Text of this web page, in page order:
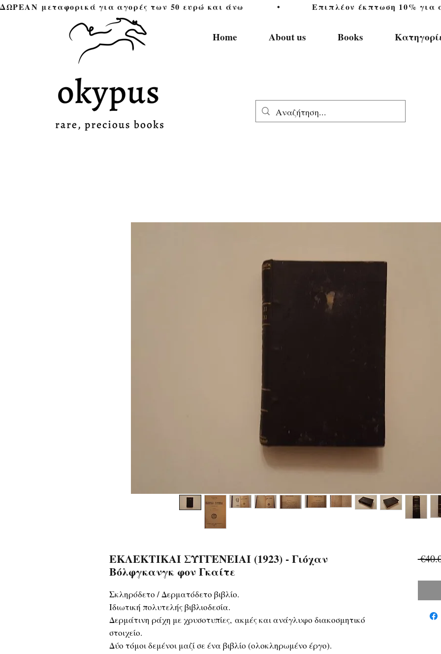
ΔΩΡΕΑΝ μεταφορικά για αγορές των 50 ευρώ και άνω            •           Επιπλέον έκπτωση 10%
Home About us Books
ΕΚΛΕΚΤΙΚΑΙ ΣΥΓΓΕΝΕΙΑΙ (1923) - Γιόχαν
Βόλφγκανγκ φον Γκαίτε
Σκληρόδετο / Δερματόδετο βιβλίο.
Ιδιωτική πολυτελής βιβλιοδεσία.
Δερμάτινη ράχη με χρυσοτυπίες, ακμές και ανάγλυφο διακοσμητικό
στοιχείο.
Δύο τόμοι δεμένοι μαζί σε ένα βιβλίο (ολοκληρωμένο έργο).